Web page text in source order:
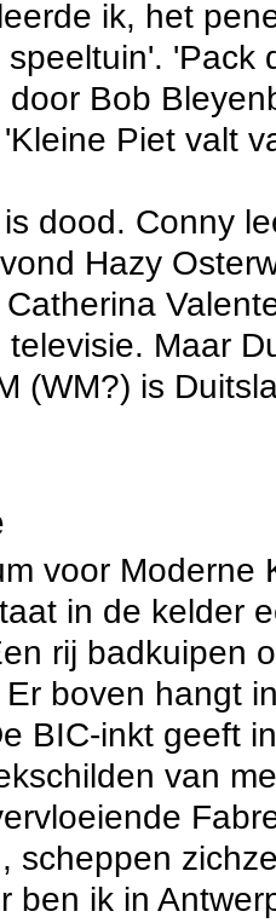
ik, het
'Pack
door Bob
Piet valt
dood. Conny
Hazy
televisie. Maar
(WM?) is
voor Moderne
in de kelder
rij badkuipen
boven hangt
BIC-inkt geeft
van
scheppen
ben ik in